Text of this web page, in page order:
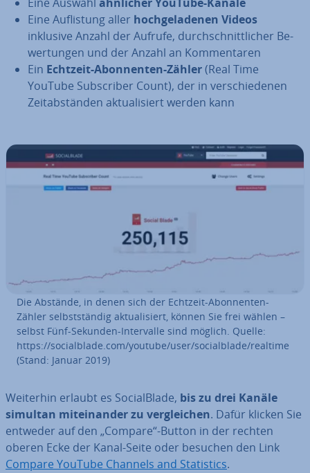
Eine Auf­lis­tung aller hoch­ge­la­de­nen Videos
inklusive Anzahl der Aufrufe, durch­schnitt­li­cher Be­
wer­tun­gen und der Anzahl an Kom­men­ta­ren
Ein Echtzeit-Abon­nen­ten-Zähler(Real Time
YouTube Sub­scri­ber Count), der in ver­schie­de­nen
Zeit­ab­stän­den ak­tua­li­siert werden kann
Die Abstände, in denen sich der Echtzeit-Abon­nen­ten-
Zähler selbst­stän­dig ak­tua­li­siert, können Sie frei wählen –
selbst Fünf-Sekunden-In­ter­val­le sind möglich. Quelle:
https://so­cial­bla­de.com/youtube/user/so­cial­bla­de/realtime
(Stand: Januar 2019)
Weiterhin erlaubt es So­cial­Bla­de, bis zu drei Kanäle
simultan mit­ein­an­der zu ver­glei­chen. Dafür klicken Sie
entweder auf den „Compare“-Button in der rechten
oberen Ecke der Kanal-Seite oder besuchen den Link
Compare YouTube Channels and Sta­tis­tics.